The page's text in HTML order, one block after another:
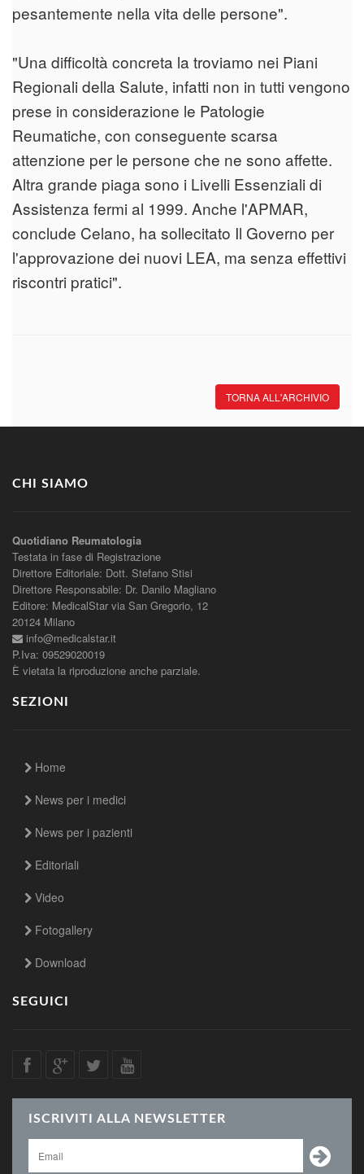
pesantemente nella vita delle persone".
"Una difficoltà concreta la troviamo nei Piani
Regionali della Salute, infatti non in tutti vengono
prese in considerazione le Patologie
Reumatiche, con conseguente scarsa
attenzione per le persone che ne sono affette.
Altra grande piaga sono i Livelli Essenziali di
Assistenza fermi al 1999. Anche l'APMAR,
conclude Celano, ha sollecitato Il Governo per
l'approvazione dei nuovi LEA, ma senza effettivi
riscontri pratici".
TORNA ALL'ARCHIVIO
CHI SIAMO
Quotidiano Reumatologia
Testata in fase di Registrazione
Direttore Editoriale: Dott. Stefano Stisi
Direttore Responsabile: Dr. Danilo Magliano
Editore: MedicalStar via San Gregorio, 12
20124 Milano
info@medicalstar.it
P.Iva: 09529020019
È vietata la riproduzione anche parziale.
SEZIONI
Home
News per i medici
News per i pazienti
Editoriali
Video
Fotogallery
Download
SEGUICI
ISCRIVITI ALLA NEWSLETTER